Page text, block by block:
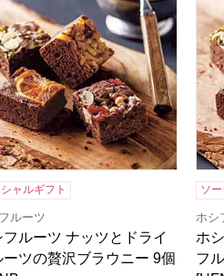
ャルギフト
ルーツ
フルーツ ナッツとドライ
ーツの贅沢ブラウニー 9個
ソ
ホシ
ホ
フ